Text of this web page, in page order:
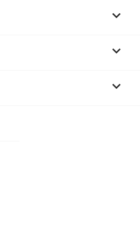


